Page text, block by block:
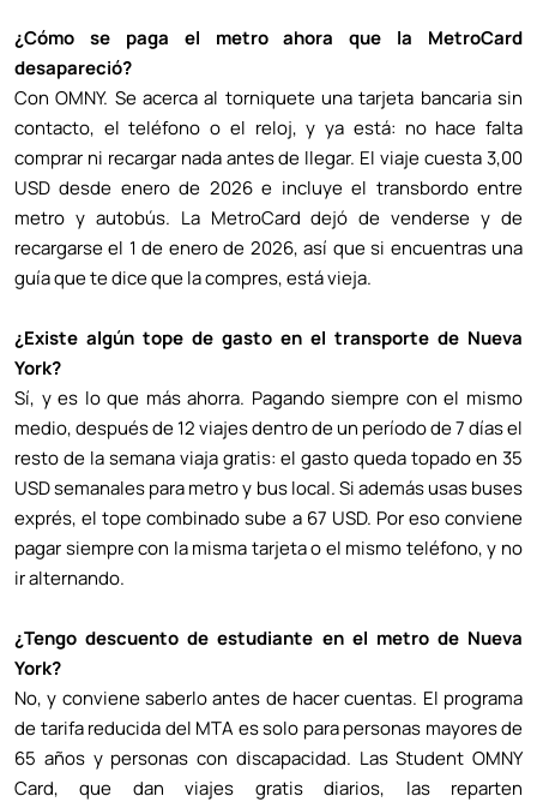
¿Cómo se paga el metro ahora que la MetroCard
desapareció?
Con OMNY. Se acerca al torniquete una tarjeta bancaria sin
contacto, el teléfono o el reloj, y ya está: no hace falta
comprar ni recargar nada antes de llegar. El viaje cuesta 3,00
USD desde enero de 2026 e incluye el transbordo entre
metro y autobús. La MetroCard dejó de venderse y de
recargarse el 1 de enero de 2026, así que si encuentras una
guía que te dice que la compres, está vieja.
¿Existe algún tope de gasto en el transporte de Nueva
York?
Sí, y es lo que más ahorra. Pagando siempre con el mismo
medio, después de 12 viajes dentro de un período de 7 días el
resto de la semana viaja gratis: el gasto queda topado en 35
USD semanales para metro y bus local. Si además usas buses
exprés, el tope combinado sube a 67 USD. Por eso conviene
pagar siempre con la misma tarjeta o el mismo teléfono, y no
ir alternando.
¿Tengo descuento de estudiante en el metro de Nueva
York?
No, y conviene saberlo antes de hacer cuentas. El programa
de tarifa reducida del MTA es solo para personas mayores de
65 años y personas con discapacidad. Las Student OMNY
Card, que dan viajes gratis diarios, las reparten